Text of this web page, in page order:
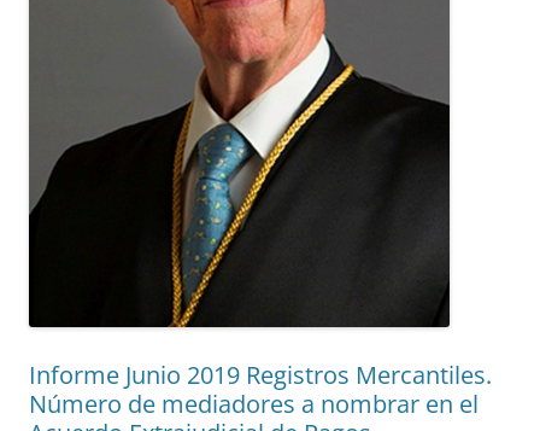
Informe Junio 2019 Registros Mercantiles.
Número de mediadores a nombrar en el